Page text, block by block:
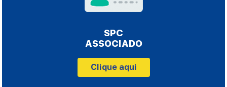
SPC
ASSOCIADO
Clique aqui